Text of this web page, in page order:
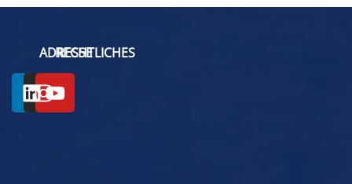
ADRESSE
RECHTLICHES